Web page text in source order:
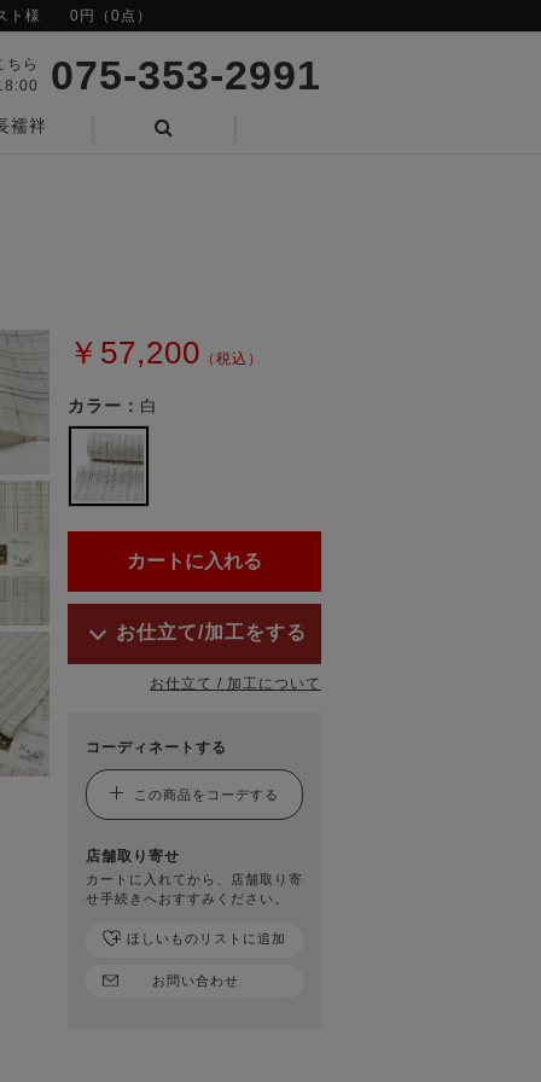
ト様 0円（0点）
ちら
075-353-2991
襦袢
￥57,200 （税込）
カラー： 白
お仕立て/加工をする
お仕立て / 加工について
コーディネートする
この商品をコーデする
店舗取り寄せ
カートに入れてから、店舗取り寄
せ手続きへおすすみください。
お問い合わせ
ほしいものリストに追加